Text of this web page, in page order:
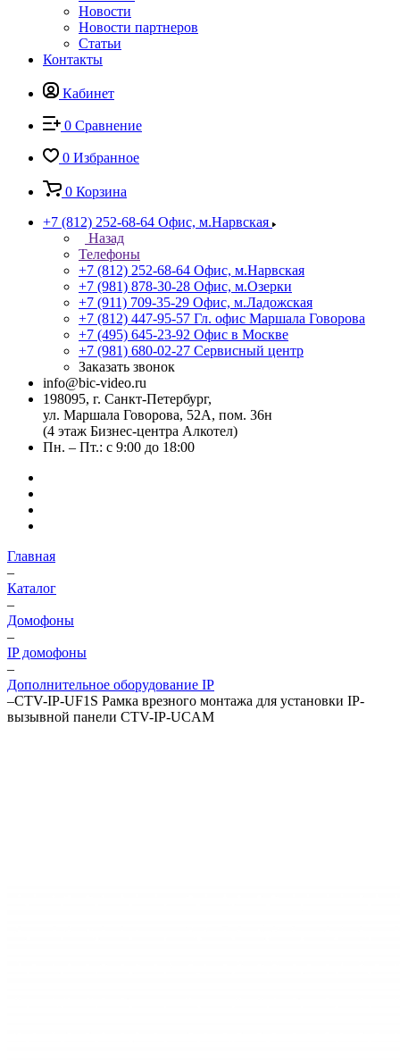
Новости
Новости партнеров
Статьи
Контакты
Кабинет
0 Сравнение
0 Избранное
0 Корзина
+7 (812) 252-68-64 Офис, м.Нарвская
Назад
Телефоны
+7 (812) 252-68-64 Офис, м.Нарвская
+7 (981) 878-30-28 Офис, м.Озерки
+7 (911) 709-35-29 Офис, м.Ладожская
+7 (812) 447-95-57 Гл. офис Маршала Говорова
+7 (495) 645-23-92 Офис в Москве
+7 (981) 680-02-27 Сервисный центр
Заказать звонок
info@bic-video.ru
198095, г. Санкт-Петербург,
ул. Маршала Говорова, 52А, пом. 36н
(4 этаж Бизнес-центра Алкотел)
Пн. – Пт.: с 9:00 до 18:00
Главная
–
Каталог
–
Домофоны
–
IP домофоны
–
Дополнительное оборудование IP
–CTV-IP-UF1S Рамка врезного монтажа для установки IP-
вызывной панели CTV-IP-UCAM